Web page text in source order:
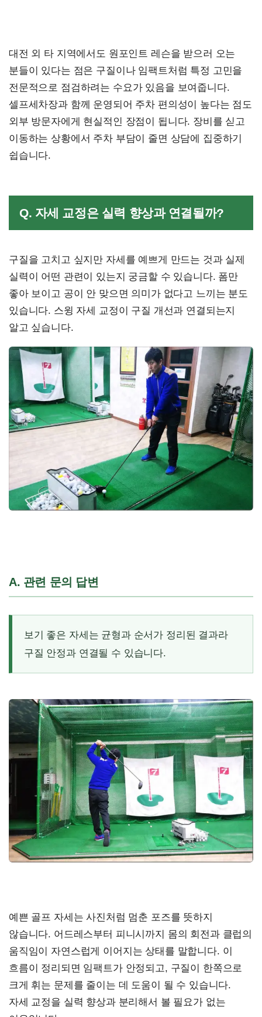
대전 외 타 지역에서도 원포인트 레슨을 받으러 오는
분들이 있다는 점은 구질이나 임팩트처럼 특정 고민을
전문적으로 점검하려는 수요가 있음을 보여줍니다.
셀프세차장과 함께 운영되어 주차 편의성이 높다는 점도
외부 방문자에게 현실적인 장점이 됩니다. 장비를 싣고
이동하는 상황에서 주차 부담이 줄면 상담에 집중하기
쉽습니다.
Q. 자세 교정은 실력 향상과 연결될까?
구질을 고치고 싶지만 자세를 예쁘게 만드는 것과 실제
실력이 어떤 관련이 있는지 궁금할 수 있습니다. 폼만
좋아 보이고 공이 안 맞으면 의미가 없다고 느끼는 분도
있습니다. 스윙 자세 교정이 구질 개선과 연결되는지
알고 싶습니다.
A. 관련 문의 답변
보기 좋은 자세는 균형과 순서가 정리된 결과라
구질 안정과 연결될 수 있습니다.
예쁜 골프 자세는 사진처럼 멈춘 포즈를 뜻하지
않습니다. 어드레스부터 피니시까지 몸의 회전과 클럽의
움직임이 자연스럽게 이어지는 상태를 말합니다. 이
흐름이 정리되면 임팩트가 안정되고, 구질이 한쪽으로
크게 휘는 문제를 줄이는 데 도움이 될 수 있습니다.
자세 교정을 실력 향상과 분리해서 볼 필요가 없는